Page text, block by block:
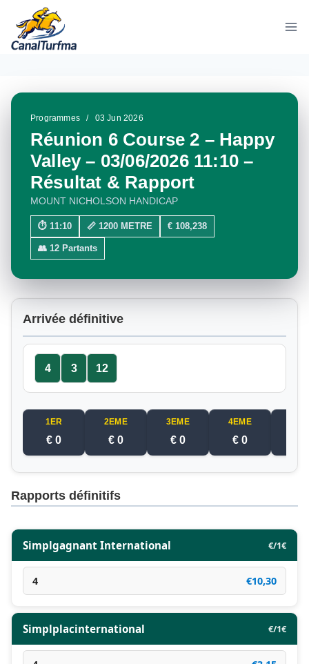
contenu
Programmes / 03 Jun 2026
Réunion 6 Course 2 – Happy
Valley – 03/06/2026 11:10 –
Résultat & Rapport
MOUNT NICHOLSON HANDICAP
⏱ 11:10 📏 1200 METRE € 108,238
👥 12 Partants
Arrivée définitive
4 3 12
1ER
€ 0
2EME
€ 0
3EME
€ 0
4EME
€ 0
Rapports définitifs
Simplgagnant International €/1€
4 €10,30
Simplplacinternational €/1€